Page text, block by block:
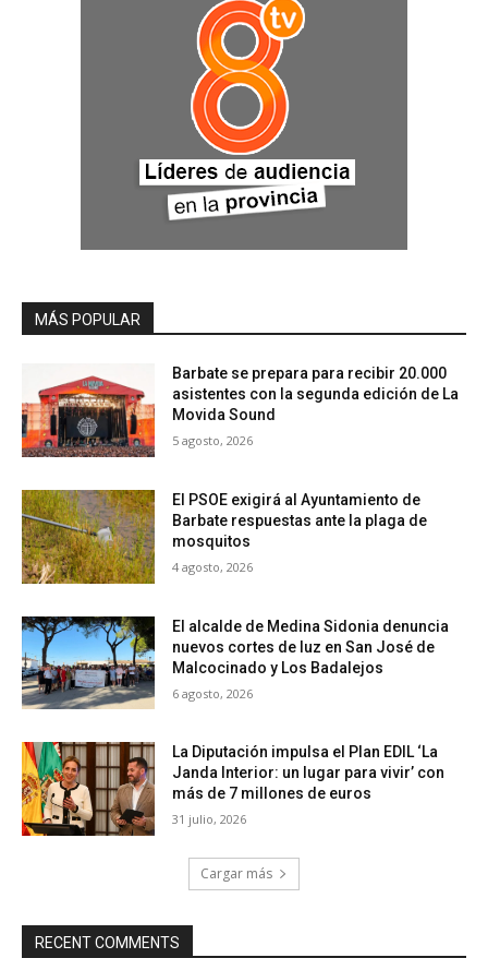
MÁS POPULAR
Barbate se prepara para recibir 20.000
asistentes con la segunda edición de La
Movida Sound
5 agosto, 2026
El PSOE exigirá al Ayuntamiento de
Barbate respuestas ante la plaga de
mosquitos
4 agosto, 2026
El alcalde de Medina Sidonia denuncia
nuevos cortes de luz en San José de
Malcocinado y Los Badalejos
6 agosto, 2026
La Diputación impulsa el Plan EDIL ‘La
Janda Interior: un lugar para vivir’ con
más de 7 millones de euros
31 julio, 2026
Cargar más
RECENT COMMENTS